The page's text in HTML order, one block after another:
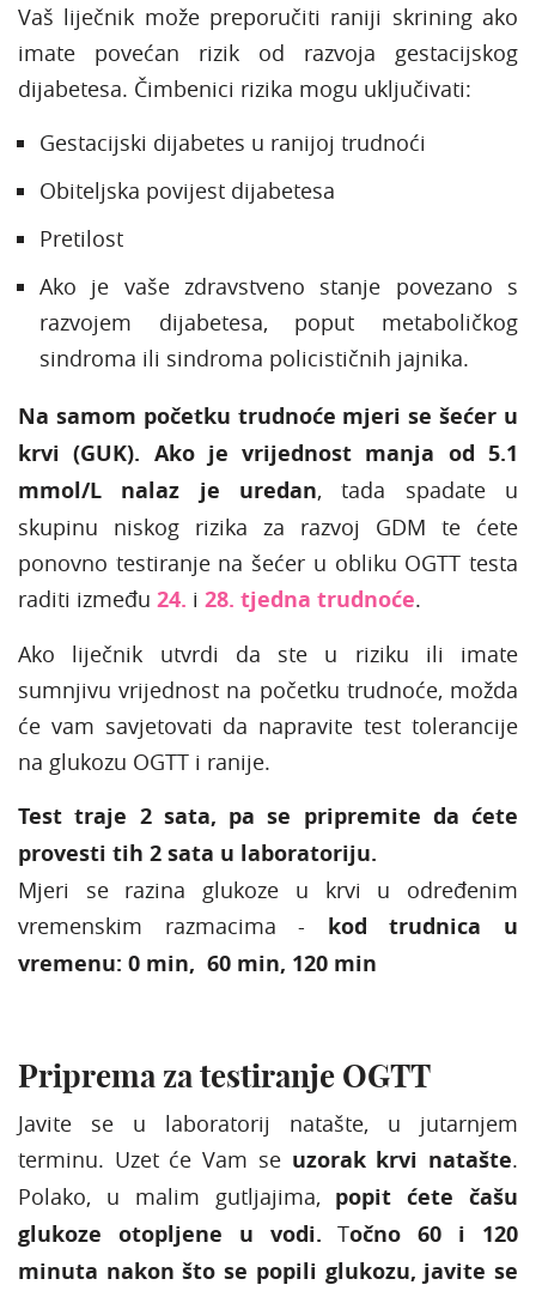
Vaš liječnik može preporučiti raniji skrining ako
imate povećan rizik od razvoja gestacijskog
dijabetesa. Čimbenici rizika mogu uključivati:
Gestacijski dijabetes u ranijoj trudnoći
Obiteljska povijest dijabetesa
Pretilost
Ako je vaše zdravstveno stanje povezano s
razvojem dijabetesa, poput metaboličkog
sindroma ili sindroma policističnih jajnika.
Na samom početku trudnoće mjeri se šećer u
krvi (GUK). Ako je vrijednost manja od 5.1
mmol/L nalaz je uredan, tada spadate u
skupinu niskog rizika za razvoj GDM te ćete
ponovno testiranje na šećer u obliku OGTT testa
raditi između 24. i 28. tjedna trudnoće.
Ako liječnik utvrdi da ste u riziku ili imate
sumnjivu vrijednost na početku trudnoće, možda
će vam savjetovati da napravite test tolerancije
na glukozu OGTT i ranije.
Test traje 2 sata, pa se pripremite da ćete
provesti tih 2 sata u laboratoriju.
Mjeri se razina glukoze u krvi u određenim
vremenskim razmacima - kod trudnica u
vremenu: 0 min, 60 min, 120 min
Priprema za testiranje OGTT
Javite se u laboratorij natašte, u jutarnjem
terminu. Uzet će Vam se uzorak krvi natašte.
Polako, u malim gutljajima, popit ćete čašu
glukoze otopljene u vodi. Točno 60 i 120
minuta nakon što se popili glukozu, javite se